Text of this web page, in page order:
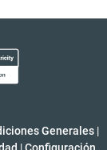
Generales |